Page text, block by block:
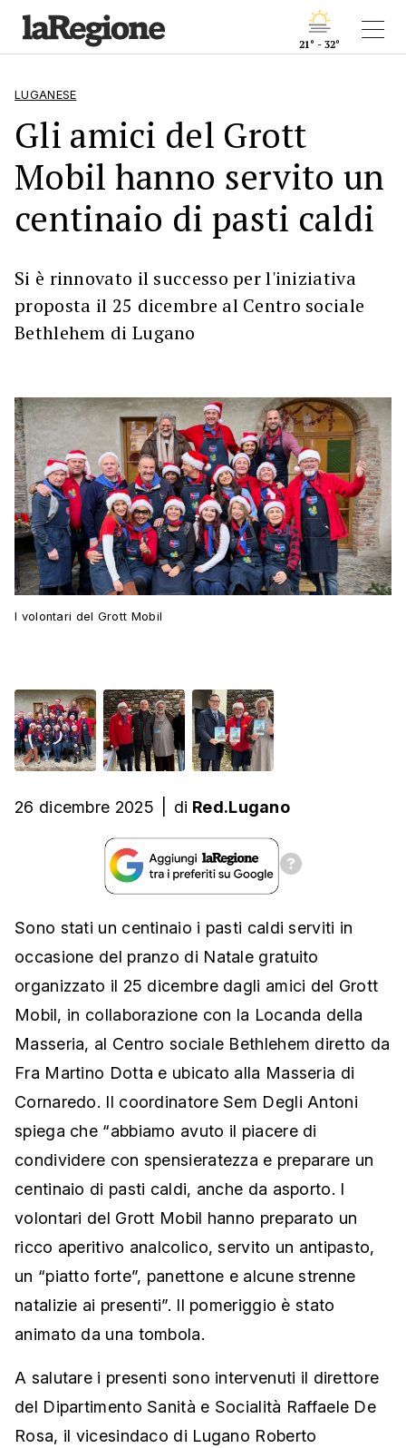
21° - 32°
LUGANESE
Gli amici del Grott
Mobil hanno servito un
centinaio di pasti caldi
Si è rinnovato il successo per l'iniziativa
proposta il 25 dicembre al Centro sociale
Bethlehem di Lugano
I volontari del Grott Mobil
26 dicembre 2025 di Red.Lugano
Sono stati un centinaio i pasti caldi serviti in
occasione del pranzo di Natale gratuito
organizzato il 25 dicembre dagli amici del Grott
Mobil, in collaborazione con la Locanda della
Masseria, al Centro sociale Bethlehem diretto da
Fra Martino Dotta e ubicato alla Masseria di
Cornaredo. Il coordinatore Sem Degli Antoni
spiega che “abbiamo avuto il piacere di
condividere con spensieratezza e preparare un
centinaio di pasti caldi, anche da asporto. I
volontari del Grott Mobil hanno preparato un
ricco aperitivo analcolico, servito un antipasto,
un “piatto forte”, panettone e alcune strenne
natalizie ai presenti”. Il pomeriggio è stato
animato da una tombola.
A salutare i presenti sono intervenuti il direttore
del Dipartimento Sanità e Socialità Raffaele De
Rosa, il vicesindaco di Lugano Roberto